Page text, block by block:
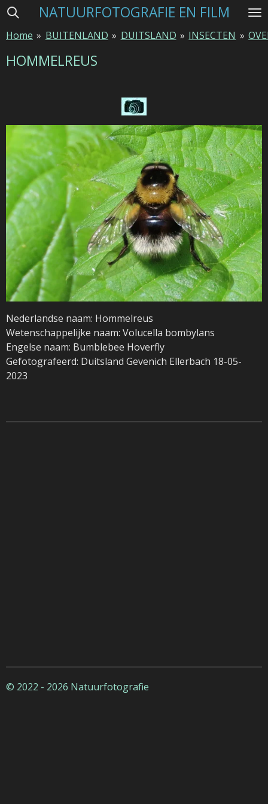
Ga
naar
de
NATUURFOTOGRAFIE EN FILM
Home » BUITENLAND » DUITSLAND » INSECTEN »
HOMMELREUS
Nederlandse naam: Hommelreus
Wetenschappelijke naam: Volucella bombylans
Engelse naam: Bumblebee Hoverfly
Gefotografeerd: Duitsland Gevenich Ellerbach 18-05-
2023
© 2022 - 2026 Natuurfotografie